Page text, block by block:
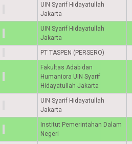
UIN Syarif Hidayatullah
Jakarta
UIN Syarif Hidayatullah
Jakarta
PT TASPEN (PERSERO)
Fakultas Adab dan
Humaniora UIN Syarif
Hidayatullah Jakarta
UIN Syarif Hidayatullah
Jakarta
Institut Pemerintahan Dalam
Negeri